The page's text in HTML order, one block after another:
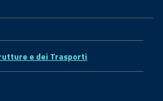
e dei Trasporti